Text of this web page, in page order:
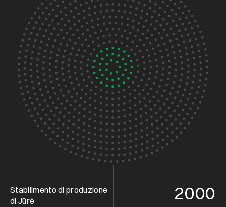
2000
Stabilimento di produzione
di Jūrė